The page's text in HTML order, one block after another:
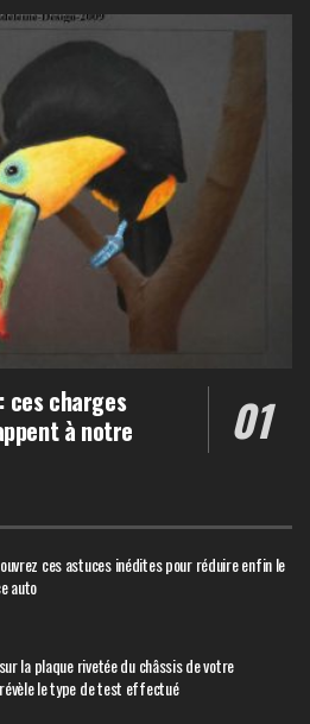
ces charges
à notre
ces astuces inédites pour réduire enfin le
auto
la plaque rivetée du châssis de votre
le type de test effectué